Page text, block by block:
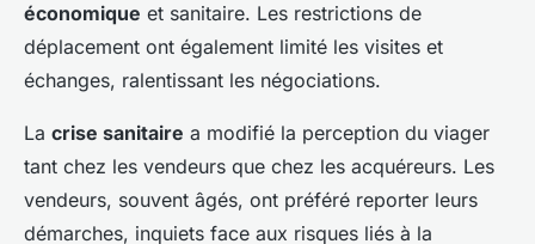
économique et sanitaire. Les restrictions de
déplacement ont également limité les visites et
échanges, ralentissant les négociations.
La crise sanitaire a modifié la perception du viager
tant chez les vendeurs que chez les acquéreurs. Les
vendeurs, souvent âgés, ont préféré reporter leurs
démarches, inquiets face aux risques liés à la